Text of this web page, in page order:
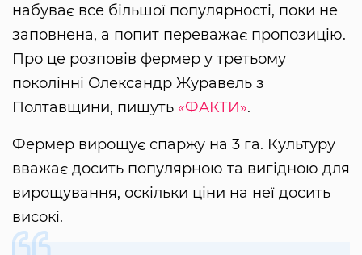
набуває все більшої популярності, поки не
заповнена, а попит переважає пропозицію.
Про це розповів фермер у третьому
поколінні Олександр Журавель з
Полтавщини, пишуть «ФАКТИ».
Фермер вирощує спаржу на 3 га. Культуру
вважає досить популярною та вигідною для
вирощування, оскільки ціни на неї досить
високі.